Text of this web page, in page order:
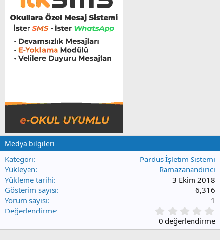
Medya bilgileri
Kategori
Pardus İşletim Sistemi
Yükleyen
Ramazanandirici
Yükleme tarihi
3 Ekim 2018
Gösterim sayısı
6,316
Yorum sayısı
1
Değerlendirme
.
0
0 değerlendirme